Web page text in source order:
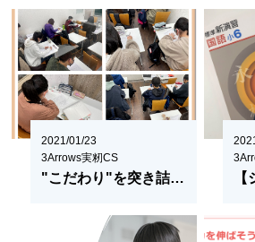
2021/01/23
3Arrows実籾CS
"こだわり"を突き詰める